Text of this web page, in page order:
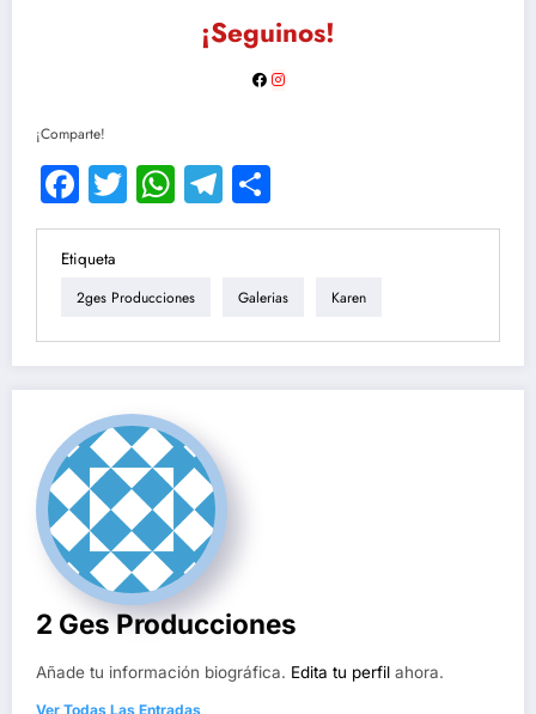
¡Seguinos!
¡Comparte!
Facebook
TwitterWhatsApp
Telegram
Etiqueta
2ges Producciones Galerias Karen
2 Ges Producciones
Añade tu información biográfica. Edita tu perfil ahora.
Ver Todas Las Entradas